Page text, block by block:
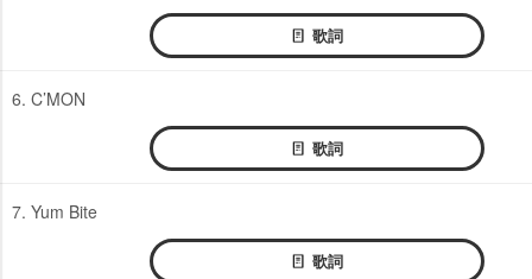
歌詞
6. C’MON
歌詞
7. Yum Bite
歌詞